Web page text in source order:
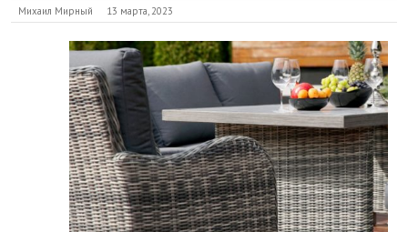
Михаил Мирный 13 марта, 2023